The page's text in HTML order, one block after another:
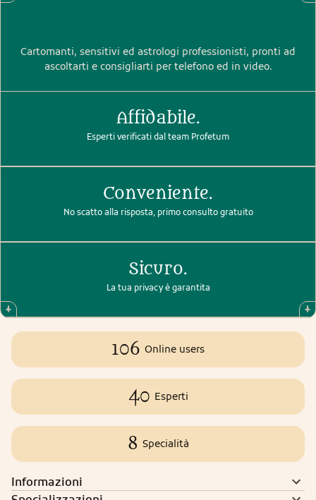
Cartomanti, sensitivi ed astrologi professionisti, pronti ad
ascoltarti e consigliarti per telefono ed in video.
Affidabile.
Esperti verificati dal team Profetum
Conveniente.
No scatto alla risposta, primo consulto gratuito
Sicuro.
La tua privacy è garantita
106 Online users
40 Esperti
8 Specialità
Informazioni